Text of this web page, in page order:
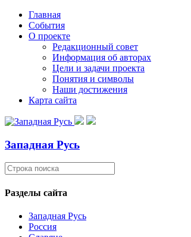
Главная
События
О проекте
Редакционный совет
Информация об авторах
Цели и задачи проекта
Понятия и символы
Наши достижения
Карта сайта
Западная Русь
Разделы сайта
Западная Русь
Россия